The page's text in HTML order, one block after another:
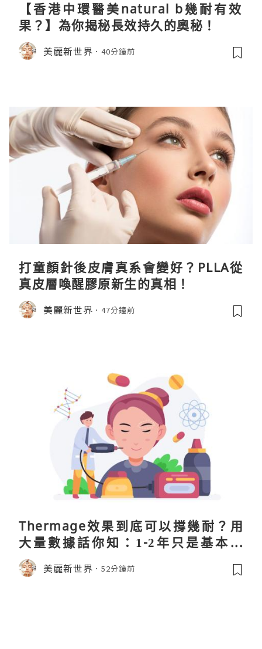
【香港中環醫美natural b幾耐有效
果？】為你揭秘長效持久的奧秘！
美麗新世界 40分鐘前
打童顏針後皮膚真系會變好？PLLA從
真皮層喚醒膠原新生的真相！
美麗新世界 47分鐘前
Thermage效果到底可以撐幾耐？用
大量數據話你知：1-2年只是基本操
作！
美麗新世界 52分鐘前